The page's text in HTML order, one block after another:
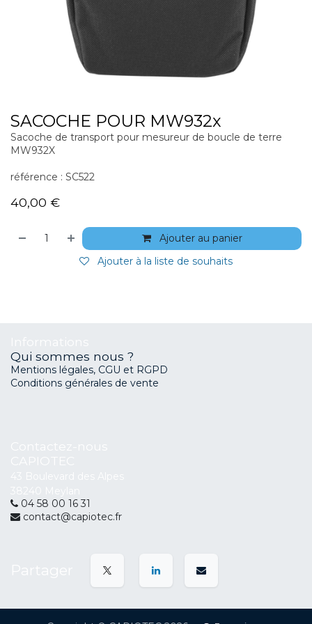
SACOCHE POUR MW932x
Sacoche de transport pour mesureur de boucle de terre
MW932X
référence : SC522
40,00 €
Ajouter au panier
Ajouter à la liste de souhaits
Qui sommes nous ?
Mentions légales, CGU et RGPD
Conditions générales de vente
04 58 00 16 31
contact@capiotec.fr